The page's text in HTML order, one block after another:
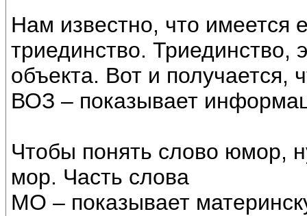
Нам известно, что имеется
триединство.
объекта. Вот и получается,
ВОЗ – показывает
Чтобы понять слово юмор,
мор. Часть слова
МО – показывает